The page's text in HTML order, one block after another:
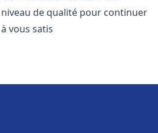
niveau de qualité pour continuer
à vous satis